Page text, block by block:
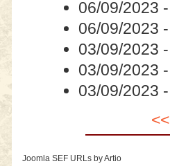
06/09/2023
06/09/2023
03/09/2023
03/09/2023
03/09/2023
Joomla SEF URLs by Artio